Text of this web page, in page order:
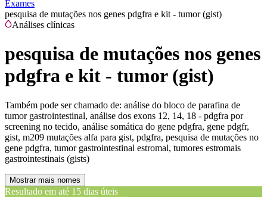
Exames
pesquisa de mutações nos genes pdgfra e kit - tumor (gist)
Análises clínicas
pesquisa de mutações nos genes
pdgfra e kit - tumor (gist)
Também pode ser chamado de: análise do bloco de parafina de
tumor gastrointestinal, análise dos exons 12, 14, 18 - pdgfra por
screening no tecido, análise somática do gene pdgfra, gene pdgfr,
gist, m209 mutações alfa para gist, pdgfra, pesquisa de mutações no
gene pdgfra, tumor gastrointestinal estromal, tumores estromais
gastrointestinais (gists)
Mostrar mais nomes
Resultado em até 15 dias úteis